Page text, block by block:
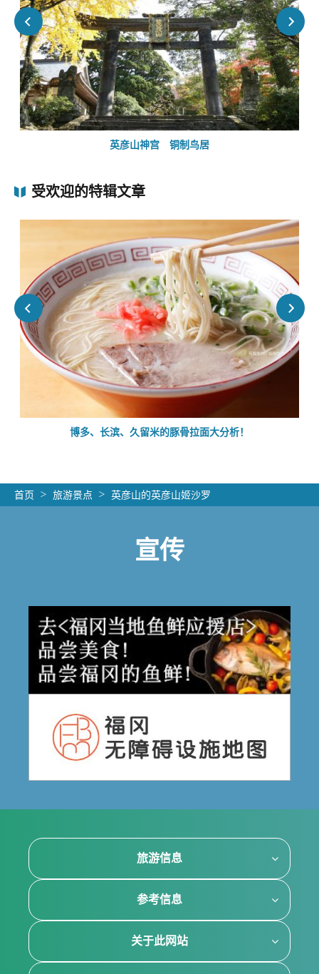
英彦山神宫 铜制鸟居
受欢迎的特辑文章
博多、长滨、久留米的豚骨拉面大分析！
首页 旅游景点 英彦山的英彦山姬沙罗
宣传
旅游信息
参考信息
关于此网站